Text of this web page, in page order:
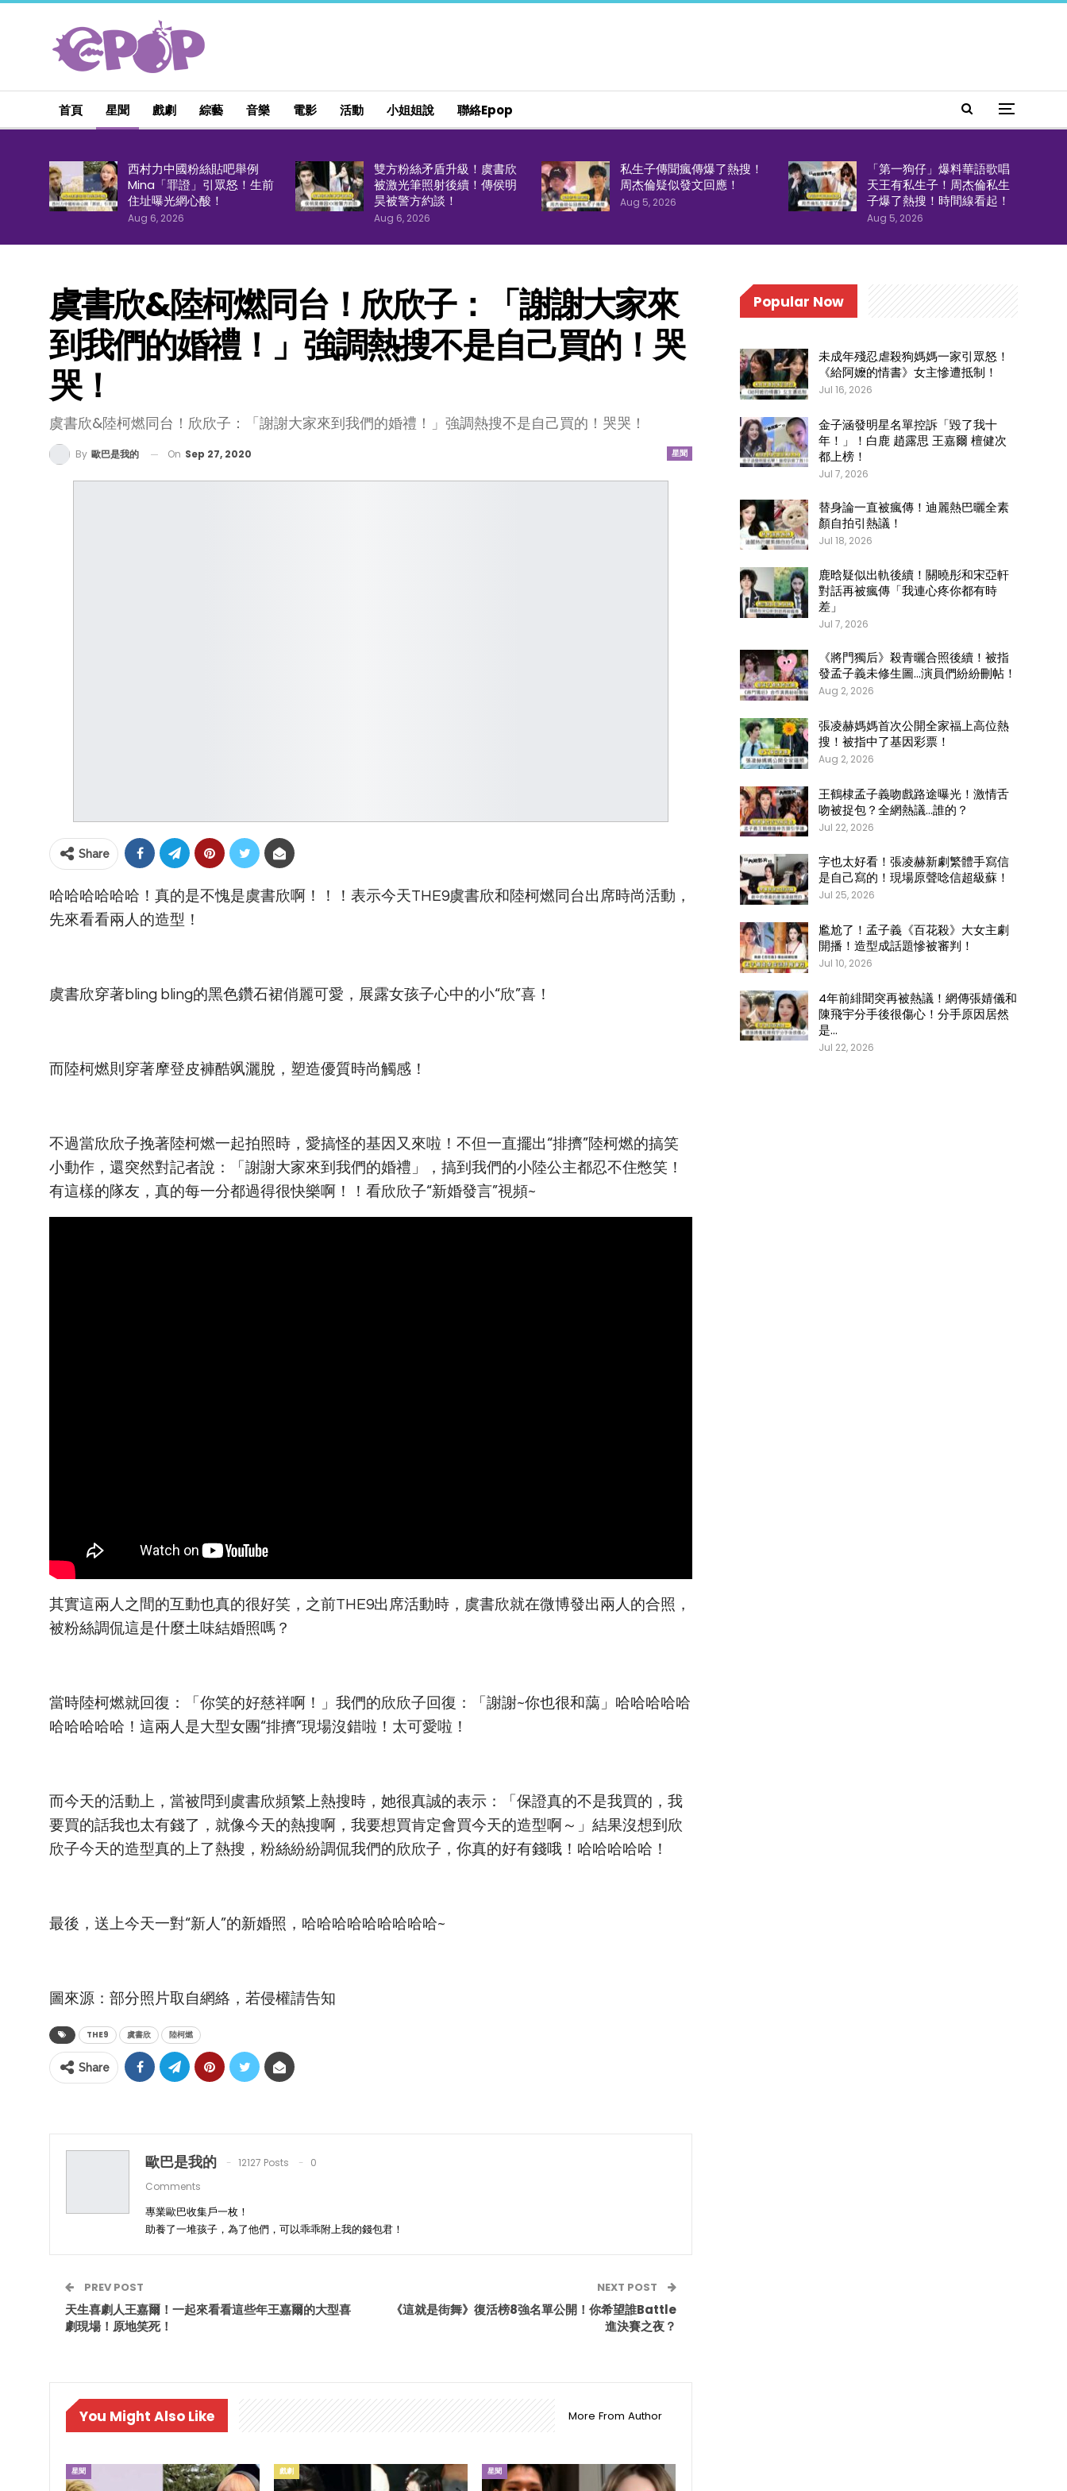
首頁 星聞 戲劇 綜藝 音樂 電影 活動 小姐姐說 聯絡epop
西村力中國粉絲貼吧舉例
Mina「罪證」引眾怒！生前
住址曝光網心酸！
Aug 6, 2026
雙方粉絲矛盾升級！虞書欣
被激光筆照射後續！傳侯明
昊被警方約談！
Aug 6, 2026
私生子傳聞瘋傳爆了熱搜！
周杰倫疑似發文回應！
Aug 5, 2026
「第一狗仔」爆料華語歌唱
天王有私生子！周杰倫私生
子爆了熱搜！時間線看起！
Aug 5, 2026
虞書欣&陸柯燃同台！欣欣子：「謝謝大家來
到我們的婚禮！」強調熱搜不是自己買的！哭
哭！
虞書欣&陸柯燃同台！欣欣子：「謝謝大家來到我們的婚禮！」強調熱搜不是自己買的！哭哭！
星聞
By 歐巴是我的 On Sep 27, 2020
Share
哈哈哈哈哈哈！真的是不愧是虞書欣啊！！！表示今天THE9虞書欣和陸柯燃同台出席時尚活動，
先來看看兩人的造型！
虞書欣穿著bling bling的黑色鑽石裙俏麗可愛，展露女孩子心中的小“欣”喜！
而陸柯燃則穿著摩登皮褲酷飒灑脫，塑造優質時尚觸感！
不過當欣欣子挽著陸柯燃一起拍照時，愛搞怪的基因又來啦！不但一直擺出“排擠”陸柯燃的搞笑
小動作，還突然對記者說：「謝謝大家來到我們的婚禮」，搞到我們的小陸公主都忍不住憋笑！
有這樣的隊友，真的每一分都過得很快樂啊！！看欣欣子“新婚發言”視頻~
其實這兩人之間的互動也真的很好笑，之前THE9出席活動時，虞書欣就在微博發出兩人的合照，
被粉絲調侃這是什麼土味結婚照嗎？
當時陸柯燃就回復：「你笑的好慈祥啊！」我們的欣欣子回復：「謝謝~你也很和藹」哈哈哈哈哈
哈哈哈哈哈！這兩人是大型女團“排擠”現場沒錯啦！太可愛啦！
而今天的活動上，當被問到虞書欣頻繁上熱搜時，她很真誠的表示：「保證真的不是我買的，我
要買的話我也太有錢了，就像今天的熱搜啊，我要想買肯定會買今天的造型啊～」結果沒想到欣
欣子今天的造型真的上了熱搜，粉絲紛紛調侃我們的欣欣子，你真的好有錢哦！哈哈哈哈哈！
最後，送上今天一對“新人”的新婚照，哈哈哈哈哈哈哈哈哈~
圖來源：部分照片取自網絡，若侵權請告知
THE9 虞書欣 陸柯燃
Share
歐巴是我的 12127 Posts
0
Comments
專業歐巴收集戶一枚！
助養了一堆孩子，為了他們，可以乖乖附上我的錢包君！
PREV POST
天生喜劇人王嘉爾！一起來看看這些年王嘉爾的大型喜
劇現場！原地笑死！
NEXT POST
《這就是街舞》復活榜8強名單公開！你希望誰Battle
進決賽之夜？
You Might Also Like More From Author
星聞 戲劇 星聞
Popular Now
未成年殘忍虐殺狗媽媽一家引眾怒！
《給阿嬤的情書》女主慘遭抵制！
Jul 16, 2026
金子涵發明星名單控訴「毀了我十
年！」！白鹿 趙露思 王嘉爾 檀健次
都上榜！
Jul 7, 2026
替身論一直被瘋傳！迪麗熱巴曬全素
顏自拍引熱議！
Jul 18, 2026
鹿晗疑似出軌後續！關曉彤和宋亞軒
對話再被瘋傳「我連心疼你都有時
差」
Jul 7, 2026
《將門獨后》殺青曬合照後續！被指
發孟子義未修生圖…演員們紛紛刪帖！
Aug 2, 2026
張凌赫媽媽首次公開全家福上高位熱
搜！被指中了基因彩票！
Aug 2, 2026
王鶴棣孟子義吻戲路途曝光！激情舌
吻被捉包？全網熱議…誰的？
Jul 22, 2026
字也太好看！張凌赫新劇繁體手寫信
是自己寫的！現場原聲唸信超級蘇！
Jul 25, 2026
尷尬了！孟子義《百花殺》大女主劇
開播！造型成話題慘被審判！
Jul 10, 2026
4年前緋聞突再被熱議！網傳張婧儀和
陳飛宇分手後很傷心！分手原因居然
是…
Jul 22, 2026